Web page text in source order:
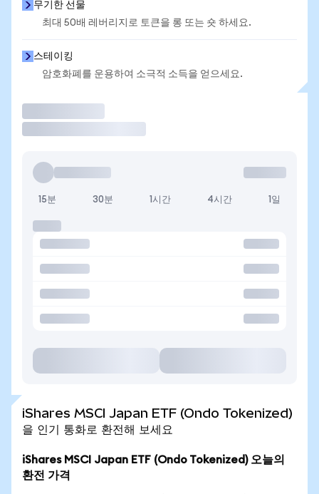
무기한 선물
최대 50배 레버리지로 토큰을 롱 또는 숏 하세요.
스테이킹
암호화폐를 운용하여 소극적 소득을 얻으세요.
15분 30분 1시간 4시간 1일
iShares MSCI Japan ETF (Ondo Tokenized)
을 인기 통화로 환전해 보세요
iShares MSCI Japan ETF (Ondo Tokenized) 오늘의
환전 가격